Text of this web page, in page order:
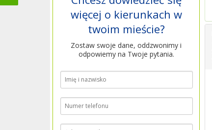
więcej o kierunkach w
twoim mieście?
Zostaw swoje dane, oddzwonimy i
odpowiemy na Twoje pytania.